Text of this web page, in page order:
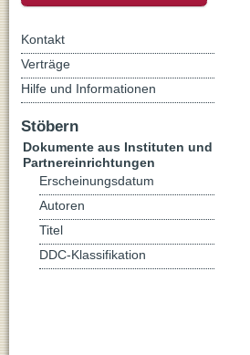
Kontakt
Verträge
Hilfe und Informationen
Stöbern
Dokumente aus Instituten und
Partnereinrichtungen
Erscheinungsdatum
Autoren
Titel
DDC-Klassifikation